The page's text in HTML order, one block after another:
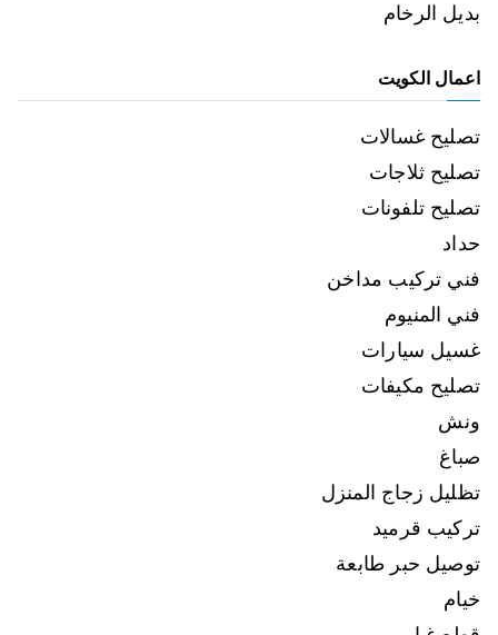
بديل الرخام
اعمال الكويت
تصليح غسالات
تصليح ثلاجات
تصليح تلفونات
حداد
فني تركيب مداخن
فني المنيوم
غسيل سيارات
تصليح مكيفات
ونش
صباغ
تظليل زجاج المنزل
تركيب قرميد
توصيل حبر طابعة
خيام